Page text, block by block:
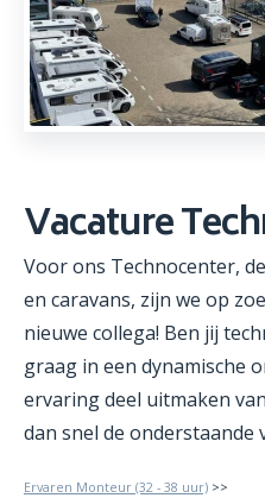
Vacature
Voor ons Technocenter,
en caravans, zijn we op
nieuwe collega! Ben jij
graag in een dynamische
ervaring deel uitmaken
dan snel de onderstaande
Ervaren Monteur (32 - 38 uur) >>